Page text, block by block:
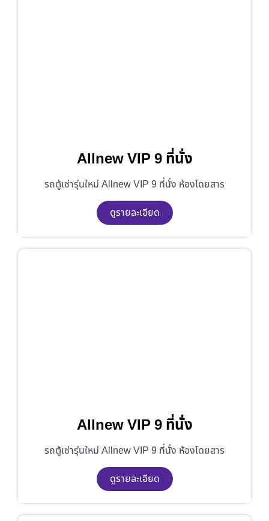
Allnew VIP 9 ที่นั่ง
รถตู้เช่ารุ่นใหม่ Allnew VIP 9 ที่นั่ง ห้องโดยสาร
ดูรายละเอียด
Allnew VIP 9 ที่นั่ง
รถตู้เช่ารุ่นใหม่ Allnew VIP 9 ที่นั่ง ห้องโดยสาร
ดูรายละเอียด